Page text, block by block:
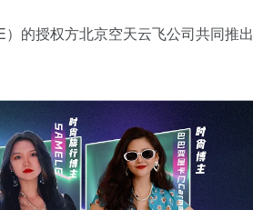
的授权方北京空天云飞公司共同推出